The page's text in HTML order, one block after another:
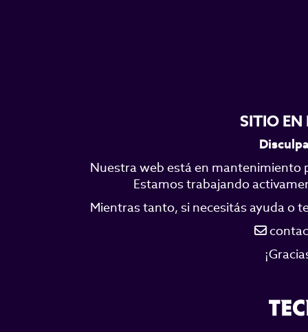
SITIO
Nuestra web está en mantenimiento
Estamos trabajando
Mientras tanto, si necesitás ayuda o